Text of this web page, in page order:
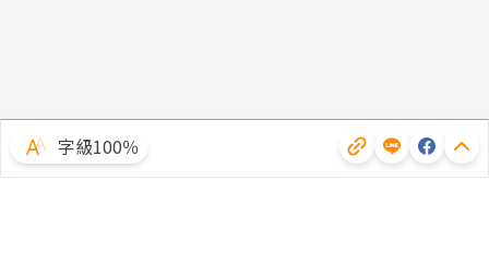
字級100％